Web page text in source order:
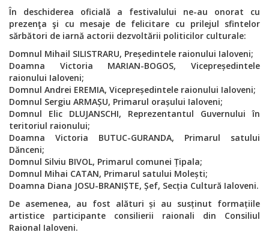
În deschiderea oficială a festivalului ne-au onorat cu
prezenţa şi cu mesaje de felicitare cu prilejul sfintelor
sărbători de iarnă actorii dezvoltării politicilor culturale:
Domnul Mihail SILISTRARU, Președintele raionului Ialoveni;
Doamna Victoria MARIAN-BOGOS, Vicepreședintele
raionului Ialoveni;
Domnul Andrei EREMIA, Vicepreședintele raionului Ialoveni;
Domnul Sergiu ARMAȘU, Primarul orașului Ialoveni;
Domnul Elic DLUJANSCHI, Reprezentantul Guvernului în
teritoriul raionului;
Doamna Victoria BUTUC-GURANDA, Primarul satului
Dănceni;
Domnul Silviu BIVOL, Primarul comunei Țipala;
Domnul Mihai CATAN, Primarul satului Molești;
Doamna Diana JOSU-BRANIȘTE, Șef, Secția Cultură Ialoveni.
De asemenea, au fost alături și au susținut formațiile
artistice participante consilierii raionali din Consiliul
Raional Ialoveni.